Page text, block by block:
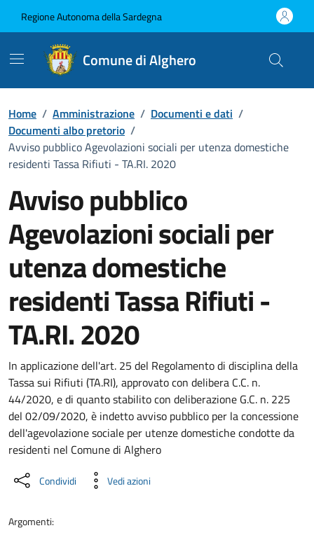
Regione Autonoma della Sardegna
Comune di Alghero
Home / Amministrazione / Documenti e dati /
Documenti albo pretorio /
Avviso pubblico Agevolazioni sociali per utenza domestiche
residenti Tassa Rifiuti - TA.RI. 2020
Avviso pubblico
Agevolazioni sociali per
utenza domestiche
residenti Tassa Rifiuti -
TA.RI. 2020
Dettaglio del documento
In applicazione dell'art. 25 del Regolamento di disciplina della
Tassa sui Rifiuti (TA.RI), approvato con delibera C.C. n.
44/2020, e di quanto stabilito con deliberazione G.C. n. 225
del 02/09/2020, è indetto avviso pubblico per la concessione
dell'agevolazione sociale per utenze domestiche condotte da
residenti nel Comune di Alghero
Condividi Vedi azioni
Argomenti: